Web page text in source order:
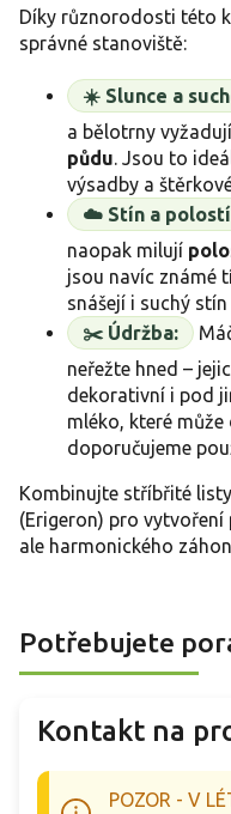
Díky různorodosti této
správné stanoviště:
☀️ Slunce a
a bělotrny vyžadují
půdu. Jsou to
výsadby a
☁️ Stín a
naopak milují
jsou navíc známé
snášejí i suchý
✂️ Údržba:
neřežte hned –
dekorativní i pod
mléko, které
doporučujeme
Kombinujte stříbřité
(Erigeron) pro
ale harmonického
Potřebujete
Kontakt na
POZOR - V